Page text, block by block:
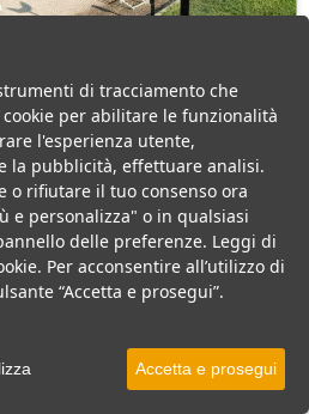
> Ippocampo
e impianti sportivi, nel cuore del
SU MAPPA
di tracciamento che
per abilitare le funzionalità
l'esperienza utente,
la pubblicità, effettuare analisi.
o rifiutare il tuo consenso ora
e personalizza" o in qualsiasi
delle preferenze. Leggi di
Per acconsentire all’utilizzo di
“Accetta e prosegui”.
Accetta e prosegui